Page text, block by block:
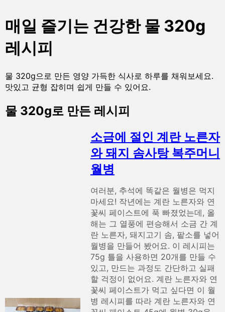
매일 즐기는 건강한 물 320g
레시피
물 320g으로 만든 영양 가득한 식사로 하루를 채워보세요.
맛있고 균형 잡히며 쉽게 만들 수 있어요.
물 320g로 만든 레시피
소금에 절인 계란 노른자
와 돼지 솜사탕 복주머니
월병
여러분, 추석에 똑같은 월병은 먹지
마세요! 작년에는 계란 노른자와 연
꽃씨 페이스트에 푹 빠졌었는데, 올
해는 그 열풍에 편승해서 소금 간 계
란 노른자, 돼지고기 솜, 팥소를 넣어
월병을 만들어 봤어요. 이 레시피는
75g 틀을 사용하면 20개를 만들 수
있고, 만드는 과정도 간단하고 실패
할 걱정이 없어요. 계란 노른자와 연
꽃씨 페이스트가 먹고 싶다면 이 월
병 레시피를 따라 계란 노른자와 연